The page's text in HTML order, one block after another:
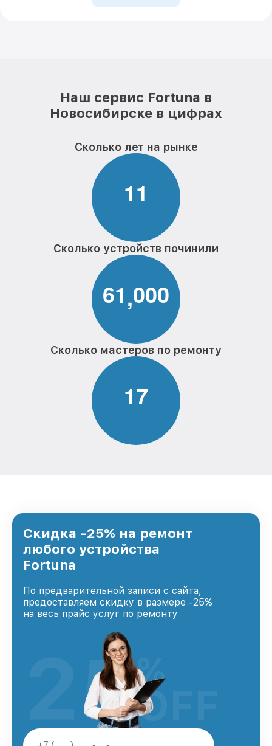
Наш сервис Fortuna в
Новосибирске в цифрах
Сколько лет на рынке
11
Сколько устройств починили
61,000
Сколько мастеров по ремонту
17
Скидка -25% на ремонт
любого устройства
Fortuna
По предварительной записи с сайта,
предоставляем скидку в размере -25%
на весь прайс услуг по ремонту
25%
OFF